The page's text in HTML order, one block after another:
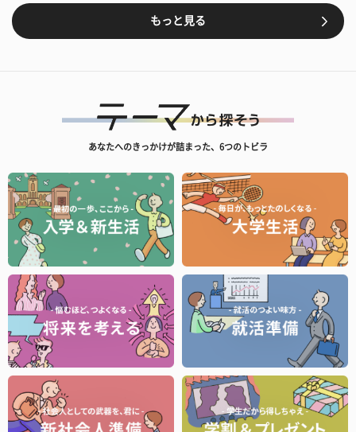
もっと見る
あなたへのきっかけが詰まった、6つのトビラ